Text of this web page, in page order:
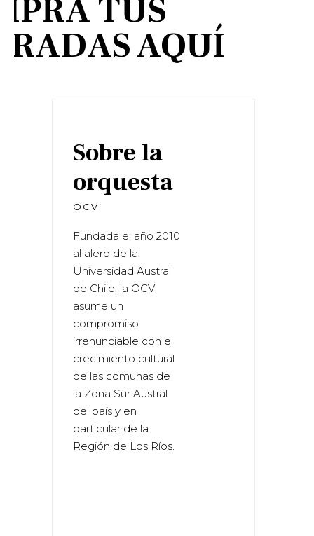
TUS
AQUÍ
Sobre la
orquesta
OCV
Fundada el año 2010
al alero de la
Universidad Austral
de Chile, la OCV
asume un
compromiso
irrenunciable con el
crecimiento cultural
de las comunas de
la Zona Sur Austral
del país y en
particular de la
Región de Los Ríos.